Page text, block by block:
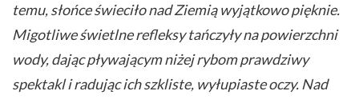
temu, słońce świeciło nad Ziemią wyjątkowo pięknie.
Migotliwe świetlne refleksy tańczyły na powierzchni
wody, dając pływającym niżej rybom prawdziwy
spektakl i radując ich szkliste, wyłupiaste oczy. Nad